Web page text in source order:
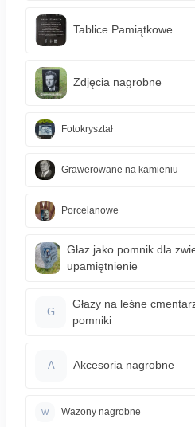
Tablice Pamiątkowe
Zdjęcia nagrobne
Fotokryształ
Grawerowane na kamieniu
Porcelanowe
Głaz jako pomnik dla
upamiętnienie
G
Głazy na leśne
pomniki
A Akcesoria nagrobne
W Wazony nagrobne